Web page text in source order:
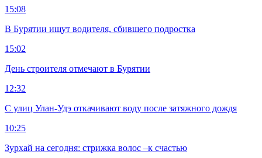
15:08
В Бурятии ищут водителя, сбившего подростка
15:02
День строителя отмечают в Бурятии
12:32
С улиц Улан-Удэ откачивают воду после затяжного дождя
10:25
Зурхай на сегодня: стрижка волос –к счастью